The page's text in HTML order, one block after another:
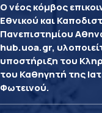
Ο νέος κόμβος
Εθνικού και
Πανεπιστημίου
hub.uoa.gr,
υποστήριξη του
του Καθηγητή της
Φωτεινού.